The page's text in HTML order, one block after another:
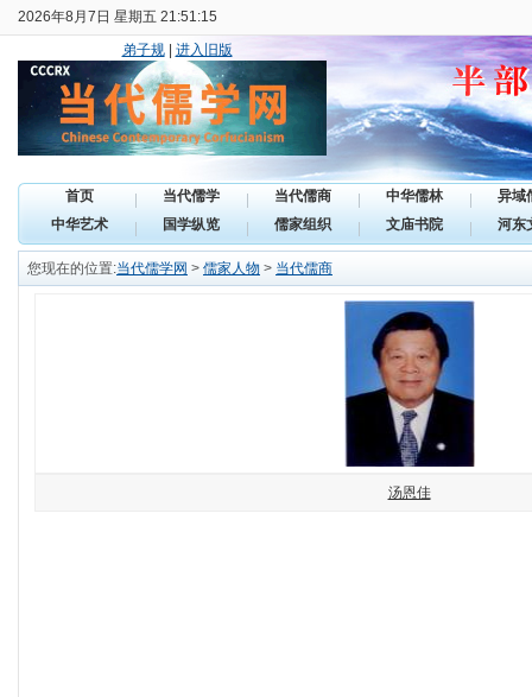
2026年8月7日 星期五 21:51:15
弟子规| 进入旧版
首页 当代儒学 当代儒商 中华儒林
异域
中华艺术
国学纵览 儒家组织 文庙书院 河东
您现在的位置:当代儒学网 > 儒家人物 > 当代儒商
汤恩佳